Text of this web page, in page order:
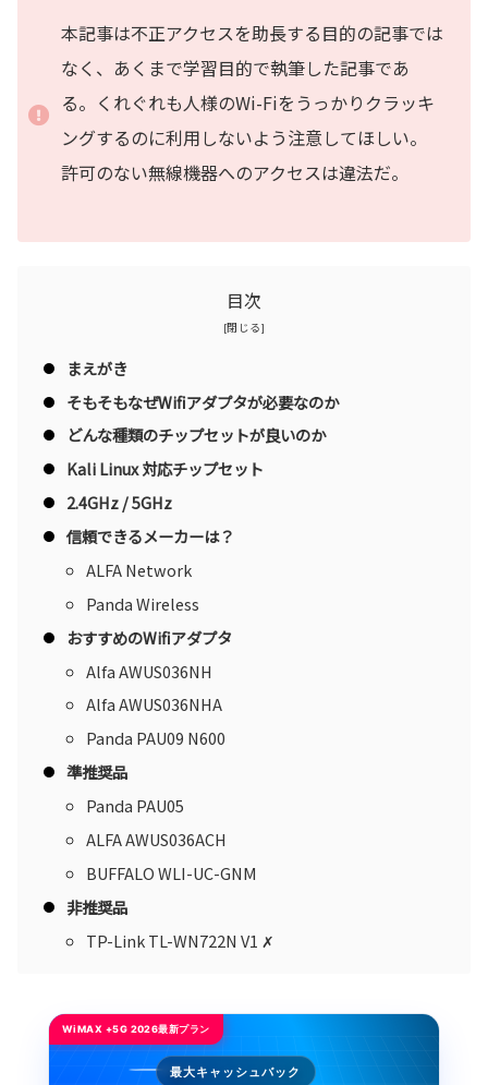
本記事は不正アクセスを助長する目的の記事では
なく、あくまで学習目的で執筆した記事であ
る。くれぐれも人様のWi-Fiをうっかりクラッキ
ングするのに利用しないよう注意してほしい。
許可のない無線機器へのアクセスは違法だ。
目次
まえがき
そもそもなぜWifiアダプタが必要なのか
どんな種類のチップセットが良いのか
Kali Linux 対応チップセット
2.4GHz / 5GHz
信頼できるメーカーは？
ALFA Network
Panda Wireless
おすすめのWifiアダプタ
Alfa AWUS036NH
Alfa AWUS036NHA
Panda PAU09 N600
準推奨品
Panda PAU05
ALFA AWUS036ACH
BUFFALO WLI-UC-GNM
非推奨品
TP-Link TL-WN722N V1 ✗
WiMAX +5G 2026最新プラン
最大キャッシュバック